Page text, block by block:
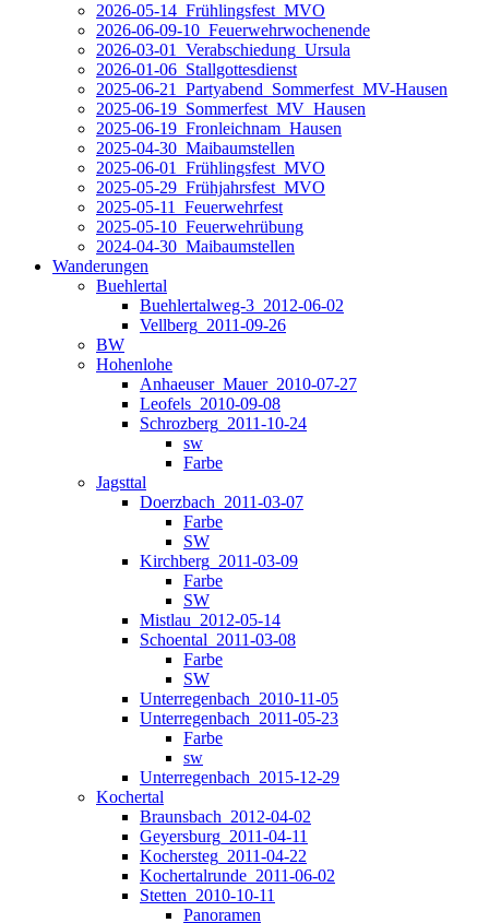
2026-05-14_Frühlingsfest_MVO
2026-06-09-10_Feuerwehrwochenende
2026-03-01_Verabschiedung_Ursula
2026-01-06_Stallgottesdienst
2025-06-21_Partyabend_Sommerfest_MV-Hausen
2025-06-19_Sommerfest_MV_Hausen
2025-06-19_Fronleichnam_Hausen
2025-04-30_Maibaumstellen
2025-06-01_Frühlingsfest_MVO
2025-05-29_Frühjahrsfest_MVO
2025-05-11_Feuerwehrfest
2025-05-10_Feuerwehrübung
2024-04-30_Maibaumstellen
Wanderungen
Buehlertal
Buehlertalweg-3_2012-06-02
Vellberg_2011-09-26
BW
Hohenlohe
Anhaeuser_Mauer_2010-07-27
Leofels_2010-09-08
Schrozberg_2011-10-24
sw
Farbe
Jagsttal
Doerzbach_2011-03-07
Farbe
SW
Kirchberg_2011-03-09
Farbe
SW
Mistlau_2012-05-14
Schoental_2011-03-08
Farbe
SW
Unterregenbach_2010-11-05
Unterregenbach_2011-05-23
Farbe
sw
Unterregenbach_2015-12-29
Kochertal
Braunsbach_2012-04-02
Geyersburg_2011-04-11
Kochersteg_2011-04-22
Kochertalrunde_2011-06-02
Stetten_2010-10-11
Panoramen